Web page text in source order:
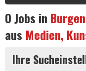
0Jobs in
aus Medien,
Ihre